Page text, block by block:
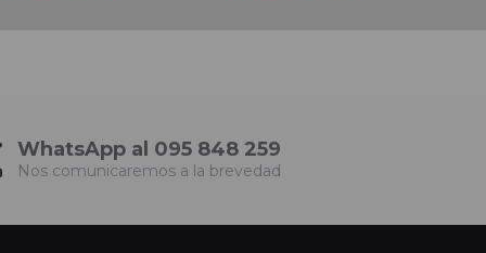
WhatsApp al 095 848 259
Nos comunicaremos a la brevedad